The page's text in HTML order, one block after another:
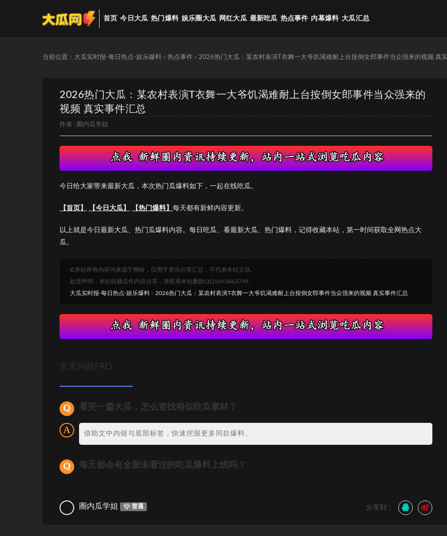
首页 今日大瓜 热门爆料 娱乐圈大瓜 网红大瓜 最新吃瓜 热点事件 内幕爆料 大瓜汇总
当前位置： 大瓜实时报-每日热点-娱乐爆料 > 热点事件 > 2026热门大瓜：某农村表演T衣舞一大爷饥渴难耐上台按倒女郎事件当众强来的视频 真
2026热门大瓜：某农村表演T衣舞一大爷饥渴难耐上台按倒女郎事件当众强来的
视频 真实事件汇总
作者 : 圈内瓜学姐
今日给大家带来最新大瓜，本次热门瓜爆料如下，一起在线吃瓜。
【首页】 【今日大瓜】 【热门爆料】 每天都有新鲜内容更新。
以上就是今日最新大瓜、热门瓜爆料内容。每日吃瓜、看最新大瓜、热门爆料，记得收藏本站，第一时间获取全网热点大
瓜。
©本站所有内容均来源于网络，仅用于资讯分享汇总，不代表本站立场。
处理声明：本站转载仅作内容分享，请联系本站删除QQ1693663749。
大瓜实时报-每日热点-娱乐爆料 » 2026热门大瓜：某农村表演T衣舞一大爷饥渴难耐上台按倒女郎事件当众强来的视频 真实事件汇总
常见问题FAQ
看完一篇大瓜，怎么查找相似吃瓜素材？
借助文中内链与底部标签，快速挖掘更多同款爆料。
每天都会有全新未看过的吃瓜爆料上线吗？
圈内瓜学姐 普通 分享到：